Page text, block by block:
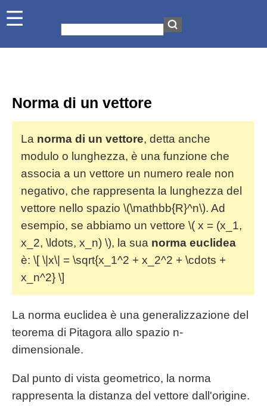
Norma di un vettore
La norma di un vettore, detta anche
modulo o lunghezza, è una funzione che
associa a un vettore un numero reale non
negativo, che rappresenta la lunghezza del
vettore nello spazio \(\mathbb{R}^n\). Ad
esempio, se abbiamo un vettore \( x = (x_1,
x_2, \ldots, x_n) \), la sua norma euclidea
è: \[ \|x\| = \sqrt{x_1^2 + x_2^2 + \cdots +
x_n^2} \]
La norma euclidea è una generalizzazione del
teorema di Pitagora allo spazio n-
dimensionale.
Dal punto di vista geometrico, la norma
rappresenta la distanza del vettore dall'origine.